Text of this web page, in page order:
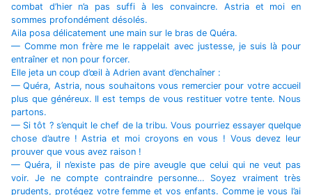
combat d’hier n’a pas suffi à les convaincre. Astria et moi en
sommes profondément désolés.
Aila posa délicatement une main sur le bras de Quéra.
— Comme mon frère me le rappelait avec justesse, je suis là pour
entraîner et non pour forcer.
Elle jeta un coup d’œil à Adrien avant d’enchaîner :
— Quéra, Astria, nous souhaitons vous remercier pour votre accueil
plus que généreux. Il est temps de vous restituer votre tente. Nous
partons.
— Si tôt ? s’enquit le chef de la tribu. Vous pourriez essayer quelque
chose d’autre ! Astria et moi croyons en vous ! Vous devez leur
prouver que vous avez raison !
— Quéra, il n’existe pas de pire aveugle que celui qui ne veut pas
voir. Je ne compte contraindre personne… Soyez vraiment très
prudents, protégez votre femme et vos enfants. Comme je vous l’ai